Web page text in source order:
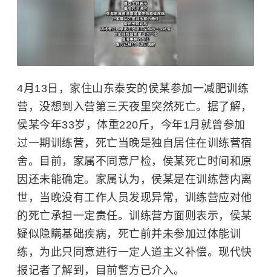
4月13日，家住山东泰安的侯某参加一减肥训练
营，没想到入营第三天夜里突然死亡。据了解，
侯某今年33岁，体重220斤，今年1月就曾参加
过一期训练营，死亡当晚是独自居住在训练营宿
舍。目前，家属不同意尸检，侯某死亡时间和原
因还未能确定。家属认为，侯某是在训练营内离
世，当晚没有工作人员发现异常，训练营应对他
的死亡承担一定责任。训练营方面则表示，侯某
疑似隐瞒基础疾病，死亡前并未参加过体能训
练，为此只同意进行一定人道主义补偿。现代快
报记者了解到，目前警方已介入。